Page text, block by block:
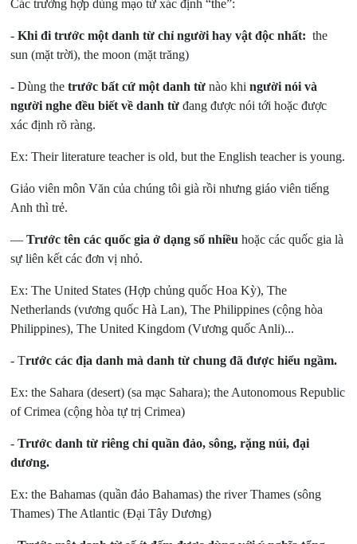
Các trường hợp dùng mạo từ xác định “the”:
- Khi đi trước một danh từ chỉ người hay vật độc nhất: the
sun (mặt trời), the moon (mặt trăng)
- Dùng thetrước bất cứ một danh từ nào khingười nói và
người nghe đều biết về danh từ đang được nói tới hoặc được
xác định rõ ràng.
Ex: Their literature teacher is old, but the English teacher is young.
Giảo viên môn Văn của chúng tôi già rồi nhưng giáo viên tiếng
Anh thì trẻ.
—Trước tên các quốc gia ở dạng số nhiều hoặc các quốc gia là
sự liên kết các đơn vị nhỏ.
Ex: The United States (Hợp chủng quốc Hoa Kỳ), The
Netherlands (vương quốc Hà Lan), The Philippines (cộng hòa
Philippines), The United Kingdom (Vương quốc Anli)...
- Trước các địa danh mà danh từ chung đã được hiểu ngầm.
Ex: the Sahara (desert) (sa mạc Sahara); the Autonomous Republic
of Crimea (cộng hòa tự trị Crimea)
-Trước danh từ riêng chỉ quần đảo, sông, rặng núi, đại
dương.
Ex: the Bahamas (quần đảo Bahamas) the river Thames (sông
Thames) The Atlantic (Đại Tây Dương)